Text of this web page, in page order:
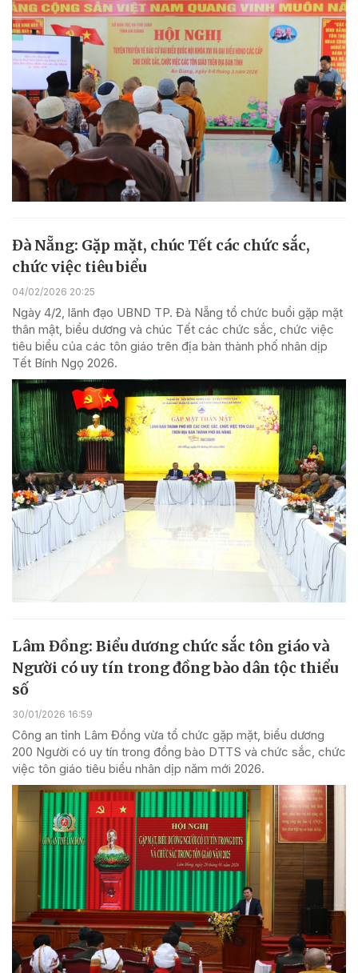
Đà Nẵng: Gặp mặt, chúc Tết các chức sắc,
chức việc tiêu biểu
04/02/2026 20:25
Ngày 4/2, lãnh đạo UBND TP. Đà Nẵng tổ chức buổi gặp mặt
thân mật, biểu dương và chúc Tết các chức sắc, chức việc
tiêu biểu của các tôn giáo trên địa bàn thành phố nhân dịp
Tết Bính Ngọ 2026.
Lâm Đồng: Biểu dương chức sắc tôn giáo và
Người có uy tín trong đồng bào dân tộc thiểu
số
30/01/2026 16:59
Công an tỉnh Lâm Đồng vừa tổ chức gặp mặt, biểu dương
200 Người có uy tín trong đồng bào DTTS và chức sắc, chức
việc tôn giáo tiêu biểu nhân dịp năm mới 2026.